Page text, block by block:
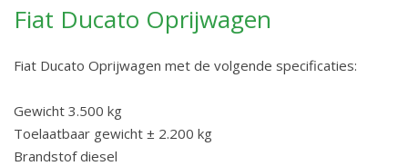
Fiat Ducato Oprijwagen
Fiat Ducato Oprijwagen met de volgende specificaties:
Gewicht 3.500 kg
Toelaatbaar gewicht ± 2.200 kg
Brandstof diesel